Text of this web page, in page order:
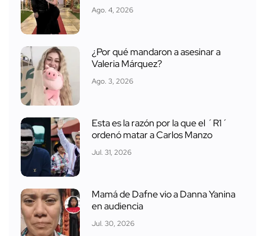
Ago. 4, 2026
¿Por qué mandaron a asesinar a
Valeria Márquez?
Ago. 3, 2026
Esta es la razón por la que el ´R1´
ordenó matar a Carlos Manzo
Jul. 31, 2026
Mamá de Dafne vio a Danna Yanina
en audiencia
Jul. 30, 2026